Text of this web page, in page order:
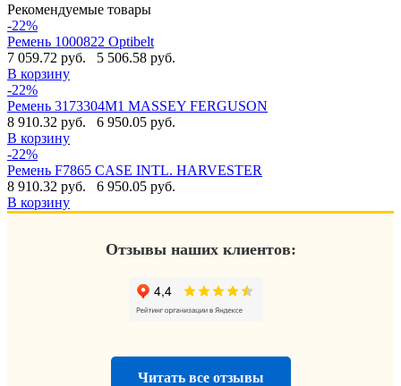
Рекомендуемые товары
-22%
Ремень 1000822 Optibelt
7 059.72 руб.
5 506.58 руб.
В корзину
-22%
Ремень 3173304M1 MASSEY FERGUSON
8 910.32 руб.
6 950.05 руб.
В корзину
-22%
Ремень F7865 CASE INTL. HARVESTER
8 910.32 руб.
6 950.05 руб.
В корзину
Отзывы наших клиентов:
Читать все отзывы